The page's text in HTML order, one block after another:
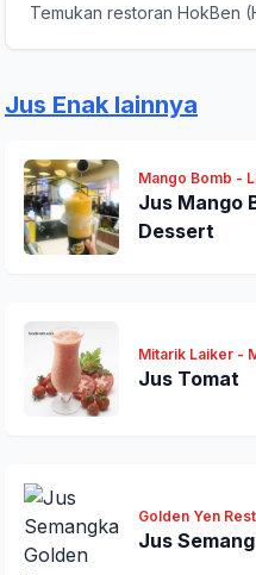
Temukan restoran HokBen
Jus Enak lainnya
Mango Bomb -
Jus Mango
Dessert
Mitarik Laiker -
Jus Tomat
Golden Yen
Jus